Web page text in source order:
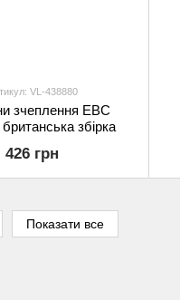
VL-438880
зчеплення EBC
збірка
426 грн
Показати все